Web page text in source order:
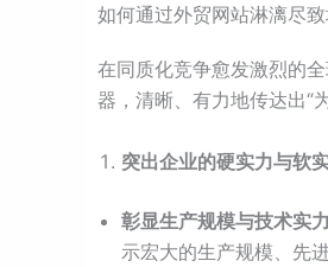
如何通过外贸网站淋漓尽
在同质化竞争愈发激烈的
器，清晰、有力地传达出“
突出企业的硬实力与软
彰显生产规模与技术实力
示宏大的生产规模、先